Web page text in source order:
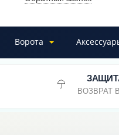
Ворота
ВОЗВРАТ